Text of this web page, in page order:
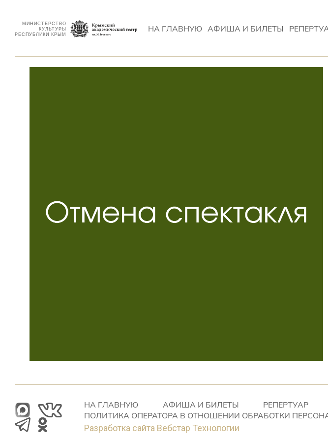
МИНИСТЕРСТВО
КУЛЬТУРЫ
РЕСПУБЛИКИ КРЫМ
НА ГЛАВНУЮ АФИША И БИЛЕТЫ
НА ГЛАВНУЮ АФИША И БИЛЕТЫ РЕПЕРТУАР
ПОЛИТИКА ОПЕРАТОРА В ОТНОШЕНИИ ОБРАБОТКИ
Разработка сайта Вебстар Технологии